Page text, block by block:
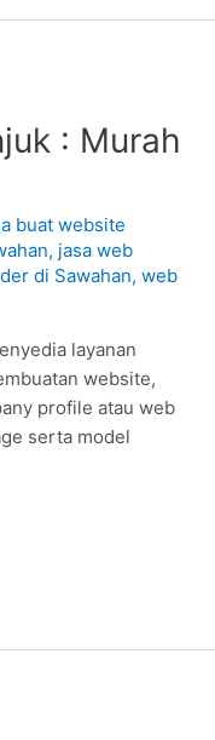
: Murah
buat website
, jasa web
di Sawahan,web
layanan
website,
profile atau web
serta model